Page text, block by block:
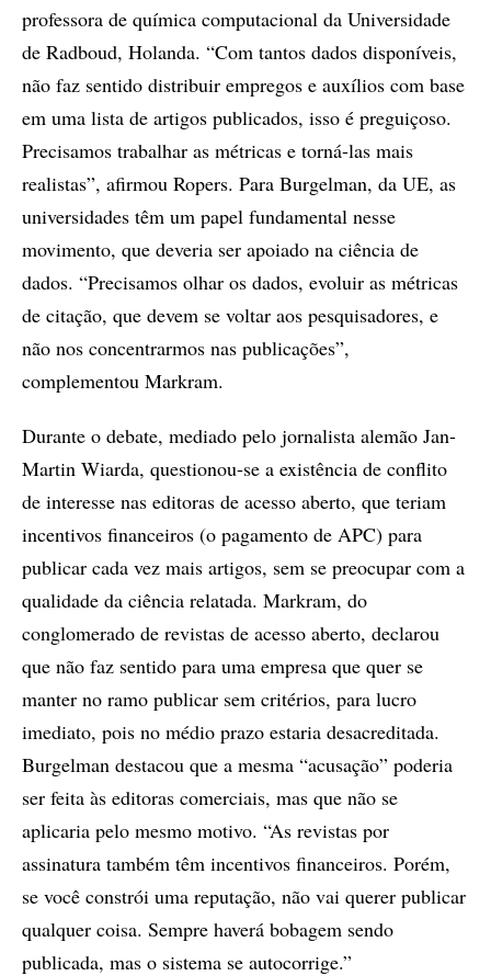
professora de química computacional da Universidade
de Radboud, Holanda. “Com tantos dados disponíveis,
não faz sentido distribuir empregos e auxílios com base
em uma lista de artigos publicados, isso é preguiçoso.
Precisamos trabalhar as métricas e torná-las mais
realistas”, afirmou Ropers. Para Burgelman, da UE, as
universidades têm um papel fundamental nesse
movimento, que deveria ser apoiado na ciência de
dados. “Precisamos olhar os dados, evoluir as métricas
de citação, que devem se voltar aos pesquisadores, e
não nos concentrarmos nas publicações”,
complementou Markram.
Durante o debate, mediado pelo jornalista alemão Jan-
Martin Wiarda, questionou-se a existência de conflito
de interesse nas editoras de acesso aberto, que teriam
incentivos financeiros (o pagamento de APC) para
publicar cada vez mais artigos, sem se preocupar com a
qualidade da ciência relatada. Markram, do
conglomerado de revistas de acesso aberto, declarou
que não faz sentido para uma empresa que quer se
manter no ramo publicar sem critérios, para lucro
imediato, pois no médio prazo estaria desacreditada.
Burgelman destacou que a mesma “acusação” poderia
ser feita às editoras comerciais, mas que não se
aplicaria pelo mesmo motivo. “As revistas por
assinatura também têm incentivos financeiros. Porém,
se você constrói uma reputação, não vai querer publicar
qualquer coisa. Sempre haverá bobagem sendo
publicada, mas o sistema se autocorrige.”